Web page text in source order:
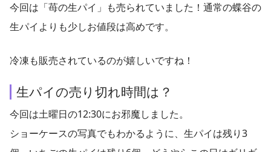
今回は「苺の生パイ」も売られていました！通常の蝶谷の
生パイよりも少しお値段は高めです。
冷凍も販売されているのが嬉しいですね！
生パイの売り切れ時間は？
今回は土曜日の12:30にお邪魔しました。
ショーケースの写真でもわかるように、生パイは残り3